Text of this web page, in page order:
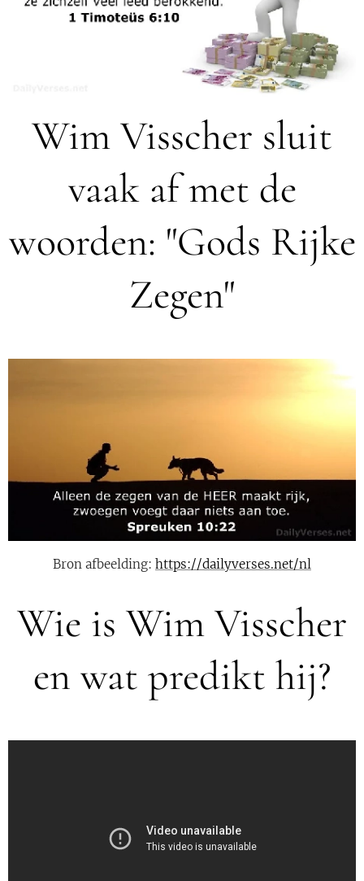
Wim Visscher sluit
vaak af met de
woorden: "Gods Rijke
Zegen"
Bron afbeelding: https://dailyverses.net/nl
Wie is Wim Visscher
en wat predikt hij?